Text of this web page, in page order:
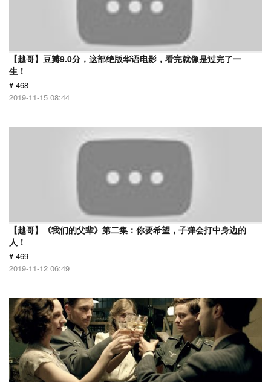
【越哥】豆瓣9.0分，这部绝版华语电影，看完就像是过完了一
生！
# 468
2019-11-15 08:44
【越哥】《我们的父辈》第二集：你要希望，子弹会打中身边的
人！
# 469
2019-11-12 06:49